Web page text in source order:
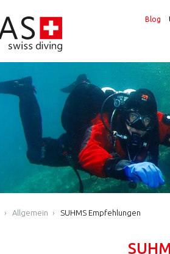
Blog
Allgemein SUHMS Empfehlungen